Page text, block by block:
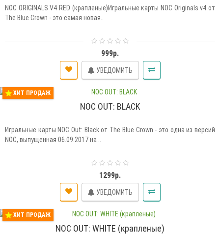
NOC ORIGINALS V4 RED (крапленые)Игральные карты NOC Originals v4 от
The Blue Crown - это самая новая..
999р.
УВЕДОМИТЬ
ХИТ ПРОДАЖ
NOC OUT: BLACK
Игральные карты NOC Out: Black от The Blue Crown - это одна из версий
NOC, выпущенная 06.09.2017 на ..
1299р.
УВЕДОМИТЬ
ХИТ ПРОДАЖ
NOC OUT: WHITE (крапленые)